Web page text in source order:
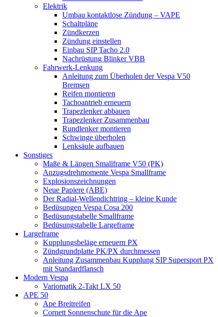
Elektrik
Umbau kontaktlose Zündung – VAPE
Schaltpläne
Zündkerzen
Zündung einstellen
Einbau SIP Tacho 2.0
Nachrüstung Blinker VBB
Fahrwerk-Lenkung
Anleitung zum Überholen der Vespa V50
Bremsen
Reifen montieren
Tachoantrieb erneuern
Trapezlenker abbauen
Trapezlenker Zusammenbau
Rundlenker montieren
Schwinge überholen
Lenksäule aufbauen
Sonstiges
Maße & Längen Smallframe V50 (PK)
Anzugsdrehmomente Vespa Smallframe
Explosionszeichnungen
Neue Papiere (ABE)
Der Radial-Wellendichtring – kleine Kunde
Bedüsungen Vespa Cosa 200
Bedüsungstabelle Smallframe
Bedüsungstabelle Largeframe
Largeframe
Kupplungsbeläge erneuern PX
Zündgrundplatte PK/PX durchmessen
Anleitung Zusammenbau Kupplung SIP Supersport PX
mit Standardflansch
Modern Vespa
Variomatik 2-Takt LX 50
APE 50
Ape Breitreifen
Cornett Sonnenschute für die Ape